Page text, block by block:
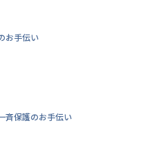
お手伝い
斉保護のお手伝い